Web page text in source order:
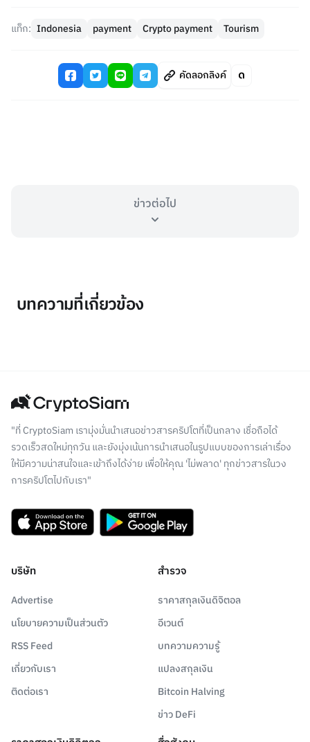
แท็ก: Indonesia payment Crypto payment Tourism
คัดลอกลิงค์
ข่าวต่อไป
บทความที่เกี่ยวข้อง
"ที่ CryptoSiam เรามุ่งมั่นนำเสนอข่าวสารคริปโตที่เป็นกลาง เชื่อถือได้
รวดเร็วสดใหม่ทุกวัน และยังมุ่งเน้นการนำเสนอในรูปแบบของการเล่าเรื่อง
ให้มีความน่าสนใจและเข้าถึงได้ง่าย เพื่อให้คุณ 'ไม่พลาด' ทุกข่าวสารในวง
การคริปโตไปกับเรา"
บริษัท
Advertise
นโยบายความเป็นส่วนตัว
RSS Feed
เกี่ยวกับเรา
ติดต่อเรา
สำรวจ
ราคาสกุลเงินดิจิตอล
อีเวนต์
บทความความรู้
แปลงสกุลเงิน
Bitcoin Halving
ข่าว DeFi